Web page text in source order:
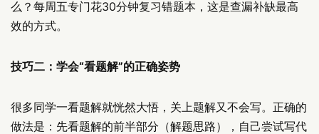
么？每周五专门花30分钟复习错题本，这是查漏补缺最高
效的方式。
技巧二：学会“看题解”的正确姿势
很多同学一看题解就恍然大悟，关上题解又不会写。正确的
做法是：先看题解的前半部分（解题思路），自己尝试写代